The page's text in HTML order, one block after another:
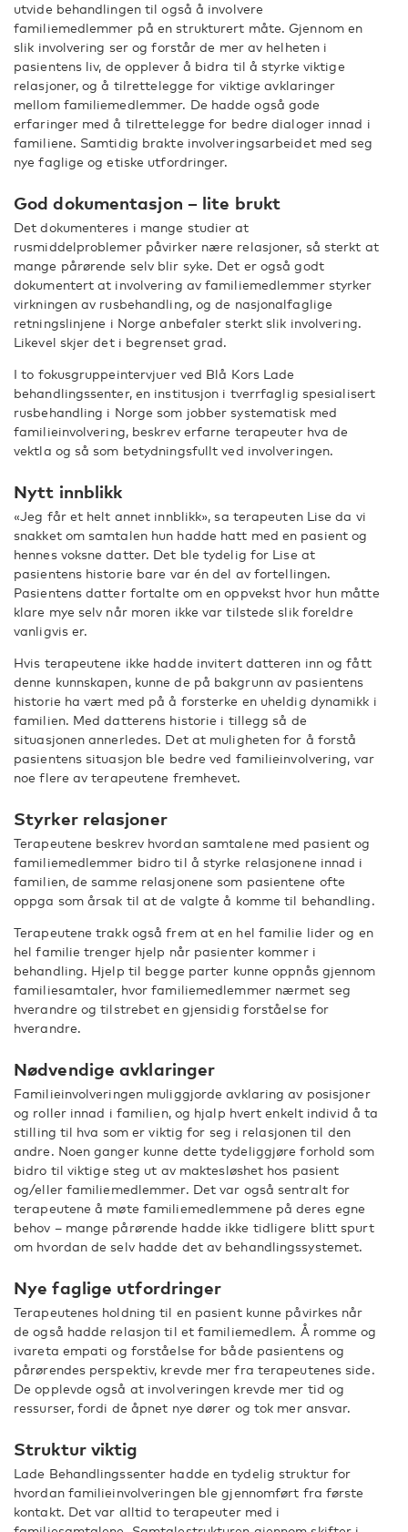
utvide behandlingen til også å involvere
familiemedlemmer på en strukturert måte. Gjennom en
slik involvering ser og forstår de mer av helheten i
pasientens liv, de opplever å bidra til å styrke viktige
relasjoner, og å tilrettelegge for viktige avklaringer
mellom familiemedlemmer. De hadde også gode
erfaringer med å tilrettelegge for bedre dialoger innad i
familiene. Samtidig brakte involveringsarbeidet med seg
nye faglige og etiske utfordringer.
God dokumentasjon – lite brukt
Det dokumenteres i mange studier at
rusmiddelproblemer påvirker nære relasjoner, så sterkt at
mange pårørende selv blir syke. Det er også godt
dokumentert at involvering av familiemedlemmer styrker
virkningen av rusbehandling, og de nasjonalfaglige
retningslinjene i Norge anbefaler sterkt slik involvering.
Likevel skjer det i begrenset grad.
I to fokusgruppeintervjuer ved Blå Kors Lade
behandlingssenter, en institusjon i tverrfaglig spesialisert
rusbehandling i Norge som jobber systematisk med
familieinvolvering, beskrev erfarne terapeuter hva de
vektla og så som betydningsfullt ved involveringen.
Nytt innblikk
«Jeg får et helt annet innblikk», sa terapeuten Lise da vi
snakket om samtalen hun hadde hatt med en pasient og
hennes voksne datter. Det ble tydelig for Lise at
pasientens historie bare var én del av fortellingen.
Pasientens datter fortalte om en oppvekst hvor hun måtte
klare mye selv når moren ikke var tilstede slik foreldre
vanligvis er.
Hvis terapeutene ikke hadde invitert datteren inn og fått
denne kunnskapen, kunne de på bakgrunn av pasientens
historie ha vært med på å forsterke en uheldig dynamikk i
familien. Med datterens historie i tillegg så de
situasjonen annerledes. Det at muligheten for å forstå
pasientens situasjon ble bedre ved familieinvolvering, var
noe flere av terapeutene fremhevet.
Styrker relasjoner
Terapeutene beskrev hvordan samtalene med pasient og
familiemedlemmer bidro til å styrke relasjonene innad i
familien, de samme relasjonene som pasientene ofte
oppga som årsak til at de valgte å komme til behandling.
Terapeutene trakk også frem at en hel familie lider og en
hel familie trenger hjelp når pasienter kommer i
behandling. Hjelp til begge parter kunne oppnås gjennom
familiesamtaler, hvor familiemedlemmer nærmet seg
hverandre og tilstrebet en gjensidig forståelse for
hverandre.
Nødvendige avklaringer
Familieinvolveringen muliggjorde avklaring av posisjoner
og roller innad i familien, og hjalp hvert enkelt individ å ta
stilling til hva som er viktig for seg i relasjonen til den
andre. Noen ganger kunne dette tydeliggjøre forhold som
bidro til viktige steg ut av maktesløshet hos pasient
og/eller familiemedlemmer. Det var også sentralt for
terapeutene å møte familiemedlemmene på deres egne
behov – mange pårørende hadde ikke tidligere blitt spurt
om hvordan de selv hadde det av behandlingssystemet.
Nye faglige utfordringer
Terapeutenes holdning til en pasient kunne påvirkes når
de også hadde relasjon til et familiemedlem. Å romme og
ivareta empati og forståelse for både pasientens og
pårørendes perspektiv, krevde mer fra terapeutenes side.
De opplevde også at involveringen krevde mer tid og
ressurser, fordi de åpnet nye dører og tok mer ansvar.
Struktur viktig
Lade Behandlingssenter hadde en tydelig struktur for
hvordan familieinvolveringen ble gjennomført fra første
kontakt. Det var alltid to terapeuter med i